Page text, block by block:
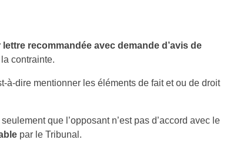
lettre recommandée avec demande d’avis de
contrainte.
à-dire mentionner les éléments de fait et ou de droit
que l’opposant n’est pas d’accord avec le
par le Tribunal.